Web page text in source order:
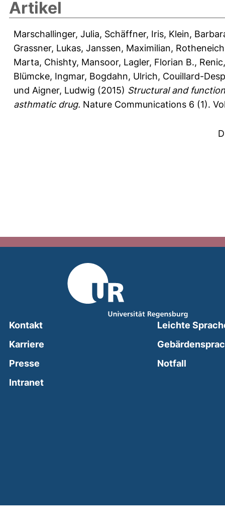
Artikel
Marschallinger, Julia, Schäffner, Iris, Klein,
Grassner, Lukas, Janssen, Maximilian,
Marta, Chishty, Mansoor, Lagler, Florian B.,
Blümcke, Ingmar, Bogdahn, Ulrich, Couillard-
und Aigner, Ludwig (2015) Structural and
asthmatic drug. Nature Communications 6 (1).
Kontakt
Karriere
Presse
Intranet(external link, opens in a new window)
Leichte
Notfall